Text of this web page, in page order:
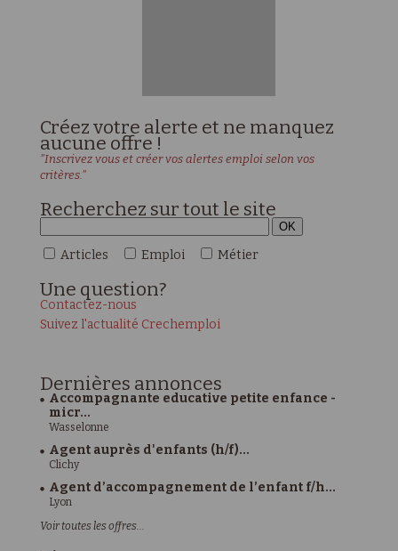
Créez votre alerte et ne manquez
aucune offre !
"Inscrivez vous et créer vos alertes emploi selon vos
critères."
Recherchez sur tout le site
Articles Emploi Métier
Une question?
Contactez-nous
Suivez l'actualité Crechemploi
Dernières annonces
Accompagnante educative petite enfance -
micr...
Wasselonne
Agent auprès d'enfants (h/f)...
Clichy
Agent d’accompagnement de l’enfant f/h...
Lyon
Voir toutes les offres...